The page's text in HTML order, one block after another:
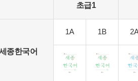
초급1
종한국어
1A 1B